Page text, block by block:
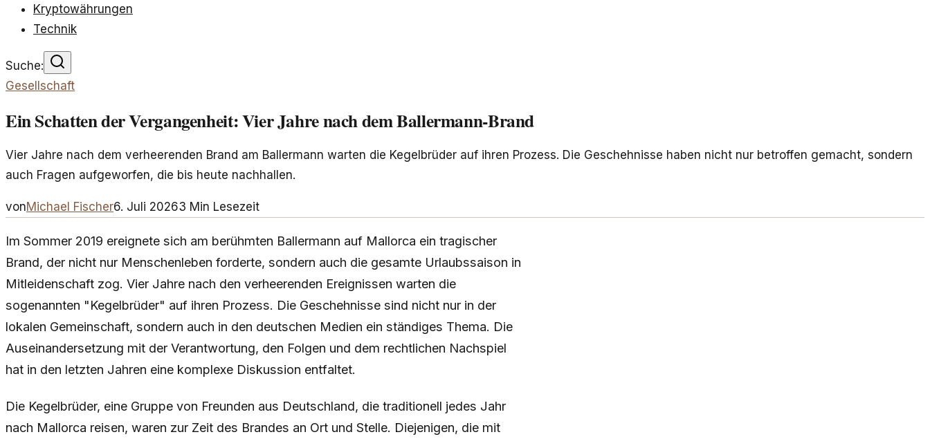
Kryptowährungen
Technik
Suche:
Gesellschaft
Ein Schatten der Vergangenheit: Vier Jahre nach dem Ballermann-Brand
Vier Jahre nach dem verheerenden Brand am Ballermann warten die Kegelbrüder auf ihren Prozess. Die Geschehnisse haben nicht nur betroffen gemacht, sondern
auch Fragen aufgeworfen, die bis heute nachhallen.
vonMichael Fischer6. Juli 20263 Min Lesezeit
Im Sommer 2019 ereignete sich am berühmten Ballermann auf Mallorca ein tragischer
Brand, der nicht nur Menschenleben forderte, sondern auch die gesamte Urlaubssaison in
Mitleidenschaft zog. Vier Jahre nach den verheerenden Ereignissen warten die
sogenannten "Kegelbrüder" auf ihren Prozess. Die Geschehnisse sind nicht nur in der
lokalen Gemeinschaft, sondern auch in den deutschen Medien ein ständiges Thema. Die
Auseinandersetzung mit der Verantwortung, den Folgen und dem rechtlichen Nachspiel
hat in den letzten Jahren eine komplexe Diskussion entfaltet.
Die Kegelbrüder, eine Gruppe von Freunden aus Deutschland, die traditionell jedes Jahr
nach Mallorca reisen, waren zur Zeit des Brandes an Ort und Stelle. Diejenigen, die mit